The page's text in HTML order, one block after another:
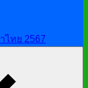
ไทย 2567